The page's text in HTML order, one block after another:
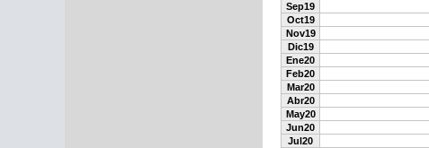
Sep19
Oct19
Nov19
Dic19
Ene20
Feb20
Mar20
Abr20
May20
Jun20
Jul20